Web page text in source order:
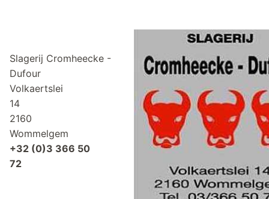
Slagerij Cromheecke -
Dufour
Volkaertslei
14
2160
Wommelgem
+32 (0)3 366 50
72